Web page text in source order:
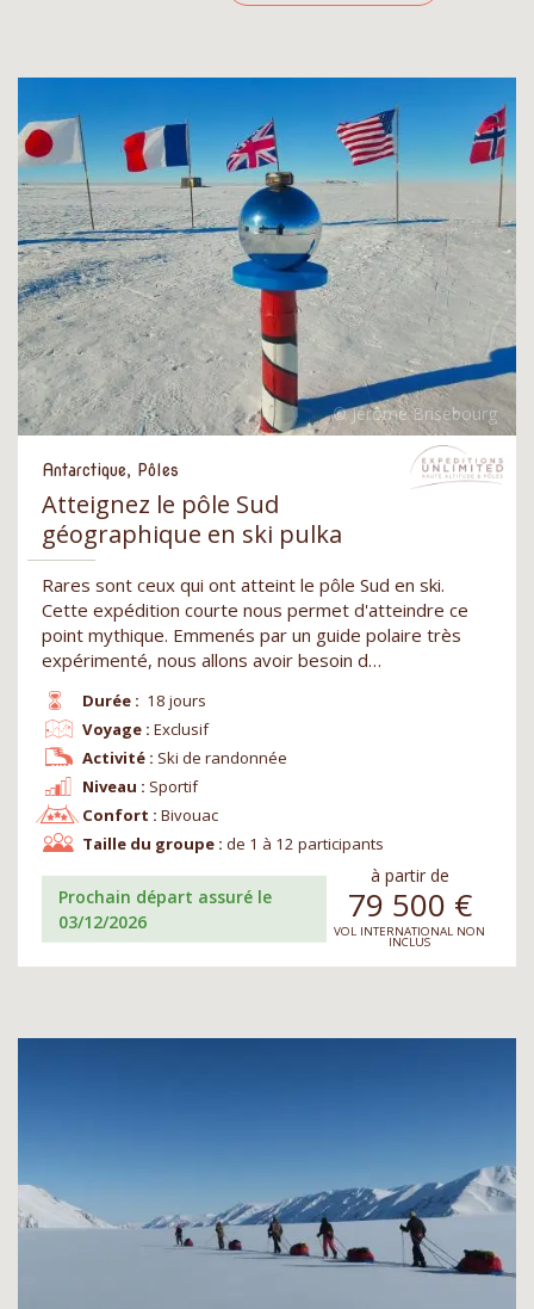
Antarctique, Pôles
Atteignez le pôle Sud
géographique en ski pulka
Rares sont ceux qui ont atteint le pôle Sud en ski.
Cette expédition courte nous permet d'atteindre ce
point mythique. Emmenés par un guide polaire très
expérimenté, nous allons avoir besoin d…
Durée : 18 jours
Niveau : Sportif
Voyage : Exclusif
Confort : Bivouac
Activité : Ski de randonnée
Taille du groupe : de 1 à 12 participants
Prochain départ assuré le
03/12/2026
à partir de
79 500 €
VOL INTERNATIONAL NON
INCLUS